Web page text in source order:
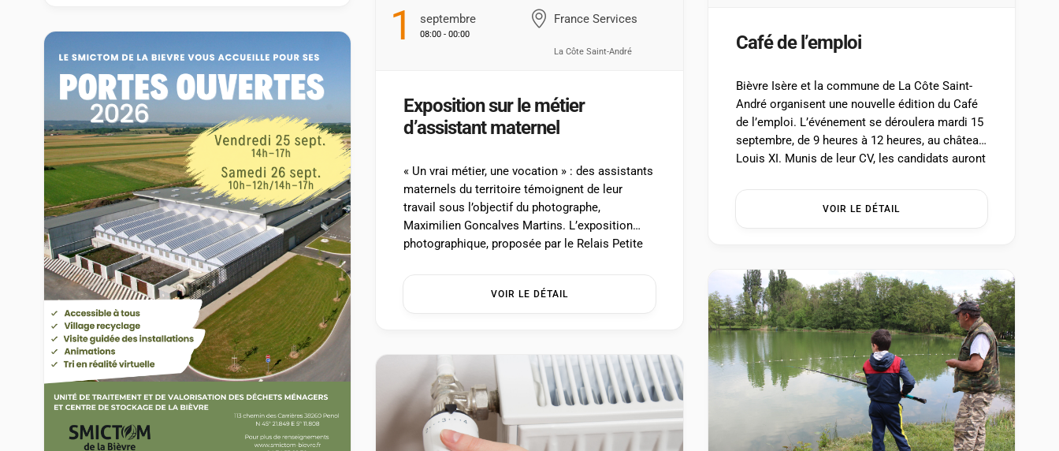
1 Septembre
08:00 - 00:00
France Services
La Côte Saint-André
Exposition sur le métier
d’assistant maternel
« Un vrai métier, une vocation » : des assistants
maternels du territoire témoignent de leur
travail sous l’objectif du photographe,
Maximilien Goncalves Martins. L’exposition
photographique, proposée par le Relais Petite
découvrir cette exposition du 1er au 30
VOIR LE DÉTAIL
Café de l’emploi
Bièvre Isère et la commune de La Côte Saint-
André organisent une nouvelle édition du Café
de l’emploi. L’événement se déroulera mardi 15
septembre, de 9 heures à 12 heures, au château
Louis XI. Munis de leur CV, les candidats auront
recrutement. […] ...VOIR LE DÉTAIL